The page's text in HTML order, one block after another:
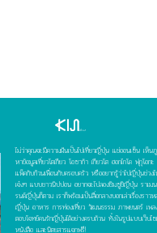
ไม่ว่าคุณจะมีความฝันเป็นไปเที่ยวญี่ปุ่น แช่ออนเซ็น เห็นภู
หาข้อมูลเที่ยวโตเกียว โอซาก้า เกียวโต ฮอกไกโด ฟุกุโอก
แพ็คกับก๊วนเพื่อนกับครอบครัว หรืออยากรู้ว่าไปญี่ปุ่นช่ว
เจ๋งๆ แบบชาวนิปปอน อยากจะไปลองชิมซูชิญี่ปุ่น ราเม
รนด์ญี่ปุ่นก็ตาม เราก็พร้อมเป็นสื่อกลางบอกเล่าเรื่องราวห
ญี่ปุ่น อาหาร การท่องเที่ยว วัฒนธรรม ภาพยนตร์ เพล
ตอบโจทย์คนรักญี่ปุ่นได้อย่างครบถ้วน ทั้งในรูปแบบเว็บไซ
หนังสือ และนิตยสารแจกฟรี!